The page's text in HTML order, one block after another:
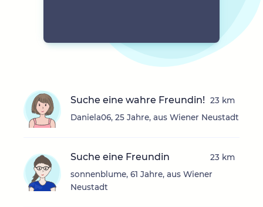
Suche eine wahre Freundin!
Daniela06, 25 Jahre, aus Wiener Neustadt
23 km
Suche eine Freundin
sonnenblume, 61 Jahre, aus Wiener
Neustadt
23 km